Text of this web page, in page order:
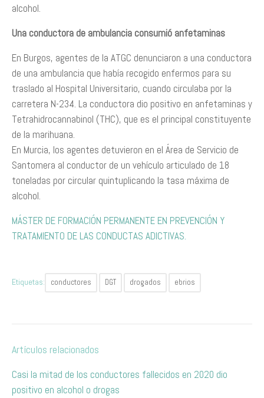
alcohol.
Una conductora de ambulancia consumió anfetaminas
En Burgos, agentes de la ATGC denunciaron a una conductora
de una ambulancia que había recogido enfermos para su
traslado al Hospital Universitario, cuando circulaba por la
carretera N-234. La conductora dio positivo en anfetaminas y
Tetrahidrocannabinol (THC), que es el principal constituyente
de la marihuana.
En Murcia, los agentes detuvieron en el Área de Servicio de
Santomera al conductor de un vehículo articulado de 18
toneladas por circular quintuplicando la tasa máxima de
alcohol.
MÁSTER DE FORMACIÓN PERMANENTE EN PREVENCIÓN Y
TRATAMIENTO DE LAS CONDUCTAS ADICTIVAS.
Etiquetas: conductores DGT drogados ebrios
Artículos relacionados
Casi la mitad de los conductores fallecidos en 2020 dio
positivo en alcohol o drogas